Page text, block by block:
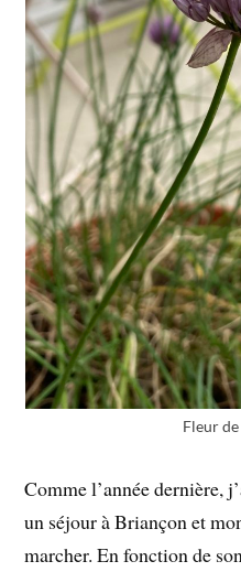
Fleur
Comme l’année dernière,
un séjour à Briançon et
marcher. En fonction de